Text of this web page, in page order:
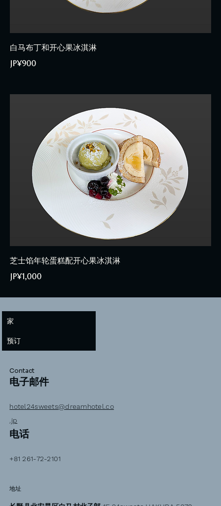
白马布丁和开心果冰淇淋
JP¥900
芝士馅年轮蛋糕配开心果冰淇淋
JP¥1,000
Contact
电子邮件
hotel24sweets@dreamhotel.co
.jp
电话
+81 261-72-2101
家
预订
地址